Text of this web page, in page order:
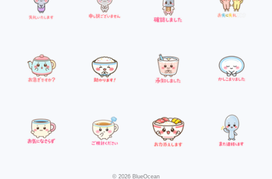
© 2026 BlueOcean